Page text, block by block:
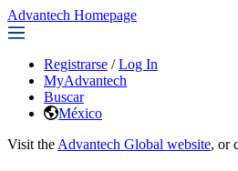
Advantech Homepage
Registrarse / Log In
MyAdvantech
Buscar
México
Visit the Advantech Global website, or